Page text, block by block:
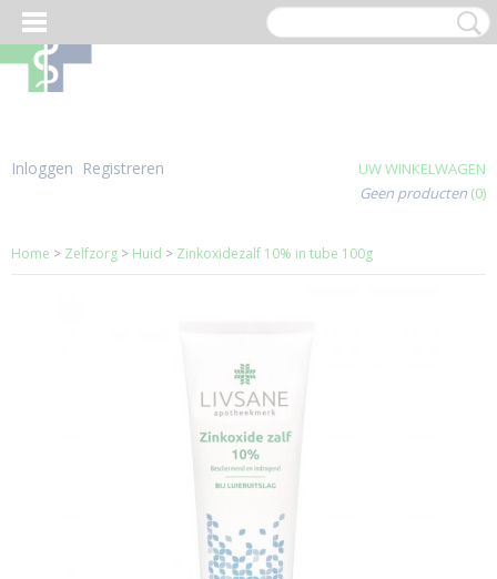
Inloggen Registreren
UW WINKELWAGEN
Geen producten (0)
Home > Zelfzorg > Huid > Zinkoxidezalf 10% in tube 100g